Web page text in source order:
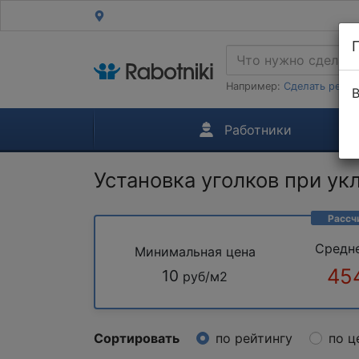
Например: Сделать
Работники
Установка уголков при
Минимальная цена
10 руб/м2
Сортировать по рейтингу по